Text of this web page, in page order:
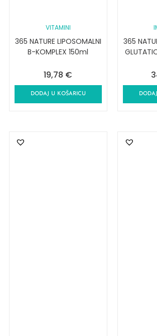
VITAMINI
365 NATURE LIPOSOMALNI
B-KOMPLEX 150ml
19,78 €
DODAJ U KOŠARICU
365